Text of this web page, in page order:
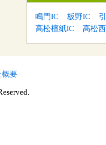
鳴門IC 板野IC
高松檀紙IC
高松
概要